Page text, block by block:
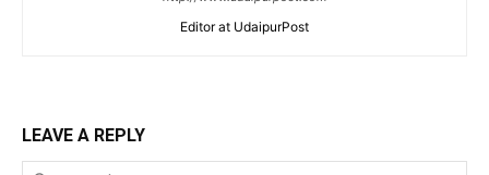
Editor at UdaipurPost
LEAVE A REPLY